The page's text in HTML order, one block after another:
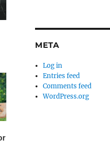
META
Log in
Entries feed
Comments feed
WordPress.org